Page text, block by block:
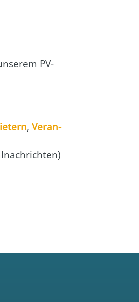
PV-
,Ver­an­